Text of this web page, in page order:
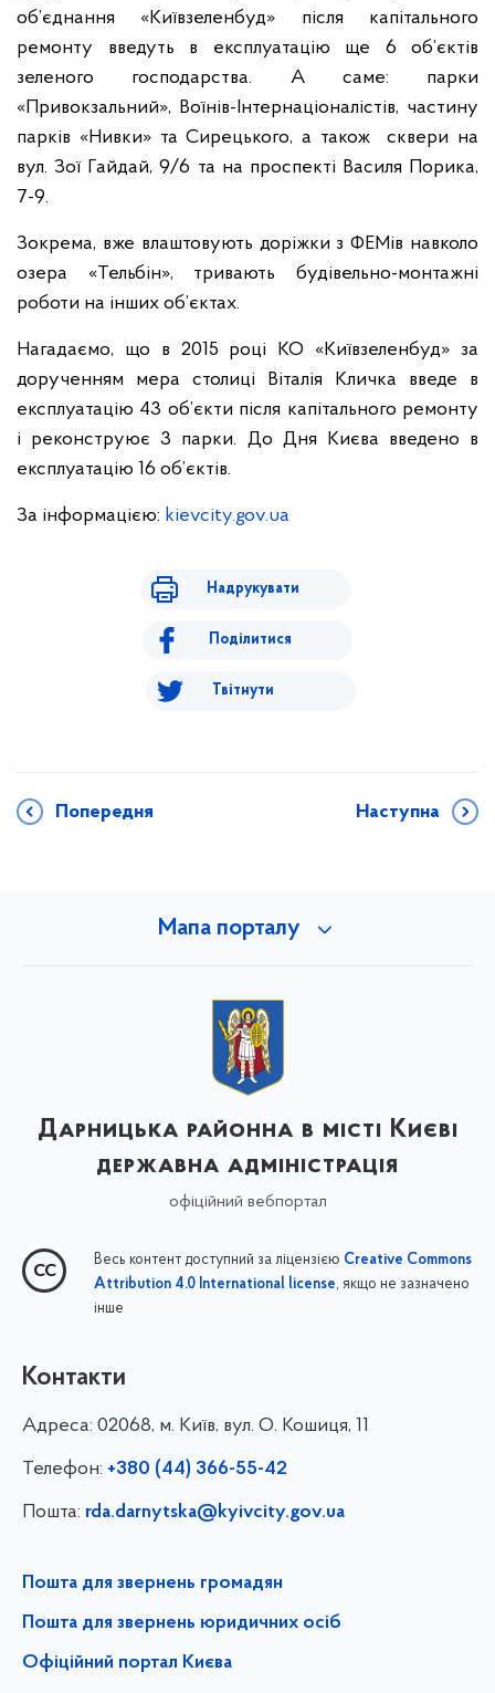
об’єднання «Київзеленбуд» після капітального
ремонту введуть в експлуатацію ще 6 об’єктів
зеленого господарства. А саме: парки
«Привокзальний», Воїнів-Інтернаціоналістів, частину
парків «Нивки» та Сирецького, а також сквери на
вул. Зої Гайдай, 9/6 та на проспекті Василя Порика,
7-9.
Зокрема, вже влаштовують доріжки з ФЕМів навколо
озера «Тельбін», тривають будівельно-монтажні
роботи на інших об’єктах.
Нагадаємо, що в 2015 році КО «Київзеленбуд» за
дорученням мера столиці Віталія Кличка введе в
експлуатацію 43 об’єкти після капітального ремонту
і реконструює 3 парки. До Дня Києва введено в
експлуатацію 16 об’єктів.
За інформацією: kievcity.gov.ua
Надрукувати
Поділитися
Твітнути
Попередня Наступна
Мапа порталу
Дарницька районна в місті Києві
державна адміністрація
офіційний вебпортал
Весь контент доступний за ліцензією Creative Commons
Attribution 4.0 International license, якщо не зазначено
інше
Контакти
Адреса: 02068, м. Київ, вул. О. Кошиця, 11
Телефон: +380 (44) 366-55-42
Пошта: rda.darnytska@kyivcity.gov.ua
Пошта для звернень громадян
Пошта для звернень юридичних осіб
Офіційний портал Києва